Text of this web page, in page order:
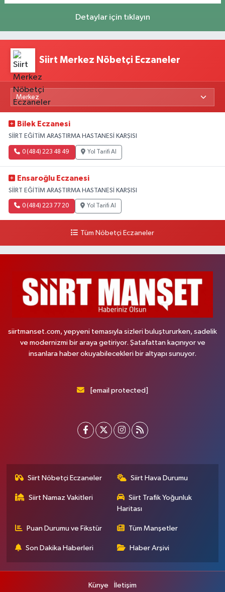
Detaylar için tıklayın
Siirt Merkez Nöbetçi Eczaneler
Bilek Eczanesi
SİİRT EĞİTİM ARAŞTIRMA HASTANESİ KARŞISI
0 (484) 223 48 49 Yol Tarifi Al
Ensaroğlu Eczanesi
SİİRT EĞİTİM ARAŞTIRMA HASTANESİ KARŞISI
0 (484) 223 77 20 Yol Tarifi Al
Tüm Nöbetçi Eczaneler
siirtmanset.com, yepyeni temasıyla sizleri buluştururken, sadelik
ve modernizmi bir araya getiriyor. Şatafattan kaçınıyor ve
insanlara haber okuyabilecekleri bir altyapı sunuyor.
[email protected]
Siirt Nöbetçi Eczaneler Siirt Hava Durumu
Siirt Namaz Vakitleri
Siirt Trafik Yoğunluk
Haritası
Puan Durumu ve Fikstür Tüm Manşetler
Son Dakika Haberleri Haber Arşivi
Künye İletişim